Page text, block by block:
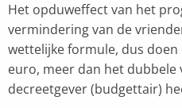
Het opduweffect van het
vermindering van de
wettelijke formule, dus
euro, meer dan het dubbele
decreetgever (budgettair)